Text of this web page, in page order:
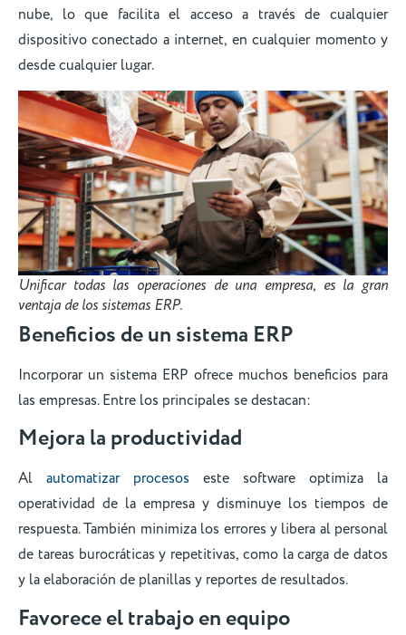
nube, lo que facilita el acceso a través de cualquier
dispositivo conectado a internet, en cualquier momento y
desde cualquier lugar.
Unificar todas las operaciones de una empresa, es la gran
ventaja de los sistemas ERP.
Beneficios de un sistema ERP
Incorporar un sistema ERP ofrece muchos beneficios para
las empresas. Entre los principales se destacan:
Mejora la productividad
Al automatizar procesos este software optimiza la
operatividad de la empresa y disminuye los tiempos de
respuesta. También minimiza los errores y libera al personal
de tareas burocráticas y repetitivas, como la carga de datos
y la elaboración de planillas y reportes de resultados.
Favorece el trabajo en equipo